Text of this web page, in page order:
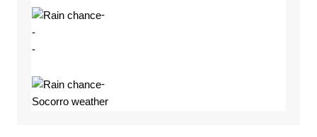
-
-
-
-
Socorro weather